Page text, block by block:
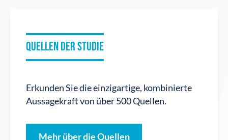
QUELLEN DER STUDIE
Erkunden Sie die einzigartige, kombinierte
Aussagekraft von über 500 Quellen.
Mehr über die Quellen